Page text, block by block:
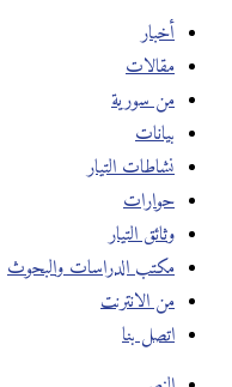
أخبار
مقالات
من سورية
بيانات
نشاطات التيار
حوارات
وثائق التيار
مكتب الدراسات والبحوث
من الانترنت
اتصل بنا